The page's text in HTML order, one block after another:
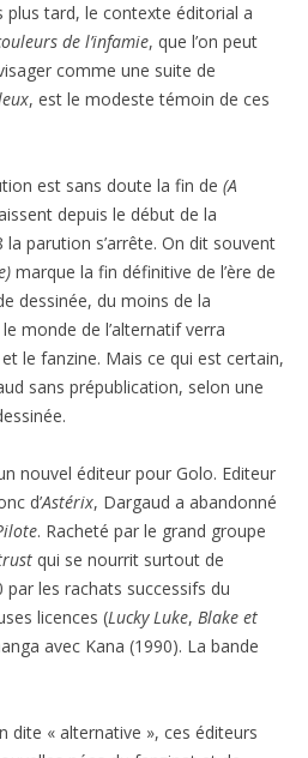
plus tard, le contexte éditorial a
de l’infamie, que l’on peut
comme une suite de
, est le modeste témoin de ces
est sans doute la fin de (A
depuis le début de la
la parution s’arrête. On dit souvent
marque la fin définitive de l’ère de
dessinée, du moins de la
monde de l’alternatif verra
le fanzine. Mais ce qui est certain,
sans prépublication, selon une
nouvel éditeur pour Golo. Editeur
d’Astérix, Dargaud a abandonné
. Racheté par le grand groupe
qui se nourrit surtout de
par les rachats successifs du
licences (Lucky Luke, Blake et
avec Kana (1990). La bande
dite « alternative », ces éditeurs